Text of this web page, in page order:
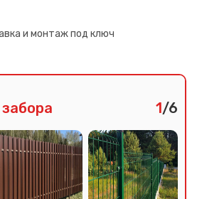
и монтаж под ключ
1/6